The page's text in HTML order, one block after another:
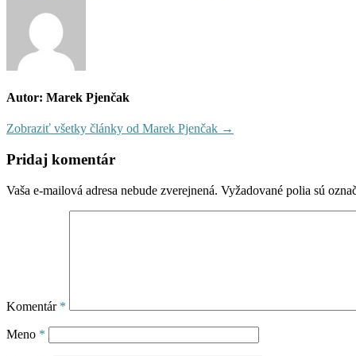
článku
Autor: Marek Pjenčak
Zobraziť všetky články od Marek Pjenčak →
Pridaj komentár
Vaša e-mailová adresa nebude zverejnená. Vyžadované polia sú
Komentár *
Meno *